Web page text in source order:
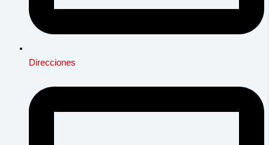
Direcciones